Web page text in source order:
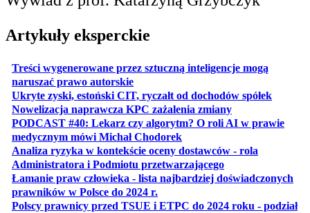
Artykuły eksperckie
Treści wygenerowane przez sztuczną inteligencje mogą
naruszać prawo autorskieotwiera się w nowej karcie
Ukryte zyski, estoński CIT, ryczałt od dochodów spółekotwiera
Nowelizacja naprawcza KPC zażalenia zmianyotwiera się w
PODCAST #40: Lekarz czy algorytm? O roli AI w prawie
medycznym mówi Michał Chodorekotwiera się w nowej karcie
Analiza ryzyka w kontekście oceny dostawców - rola
Administratora i Podmiotu przetwarzającegootwiera się w
Łamanie praw człowieka - lista najbardziej doświadczonych
prawników w Polsce do 2024 r.
Polscy prawnicy przed TSUE i ETPC do 2024 roku - podział